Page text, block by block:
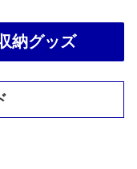
納グッズ